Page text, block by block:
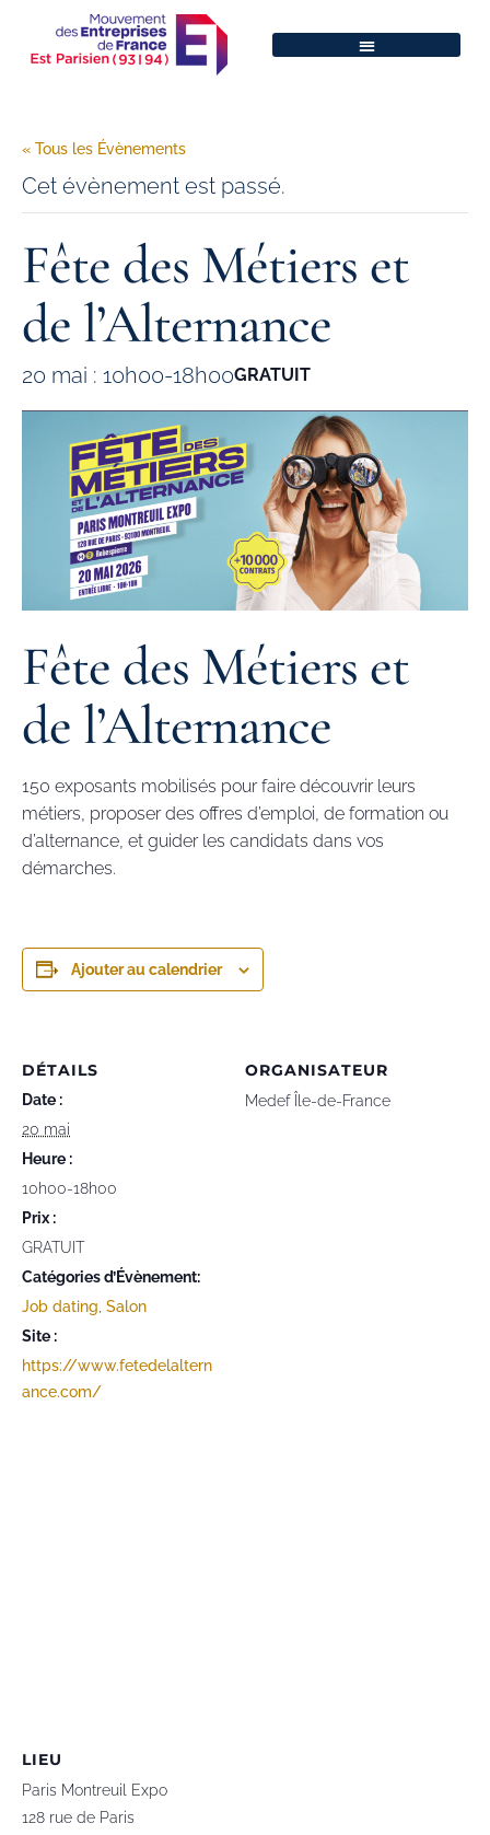
« Tous les Évènements
Cet évènement est passé.
Fête des Métiers et
de l’Alternance
20 mai : 10h00-18h00GRATUIT
Fête des Métiers et
de l’Alternance
150 exposants mobilisés pour faire découvrir leurs
métiers, proposer des offres d’emploi, de formation ou
d’alternance, et guider les candidats dans vos
démarches.
Ajouter au calendrier
DÉTAILS
Date :
20 mai
Heure :
10h00-18h00
Prix :
GRATUIT
Catégories d’Évènement:
Job dating Salon
Site :
https://www.fetedelaltern
ance.com/
ORGANISATEUR
Medef Île-de-France
LIEU
Paris Montreuil Expo
128 rue de Paris